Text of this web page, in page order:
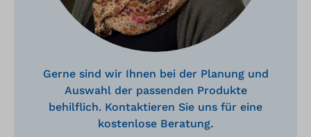
Gerne sind wir Ihnen bei der Planung und
Auswahl der passenden Produkte
behilflich. Kontaktieren Sie uns für eine
kostenlose Beratung.